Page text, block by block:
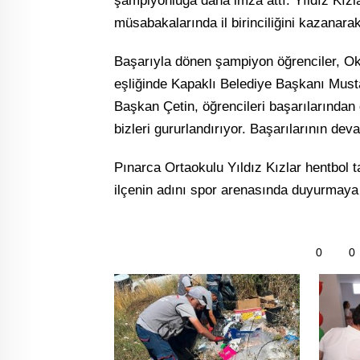
müsabakalarında il birinciliğini
Başarıyla dönen şampiyon öğrenciler,
eşliğinde Kapaklı Belediye Başkanı
Başkan Çetin, öğrencileri
bizleri gururlandırıyor. Başarılarının
Pınarca Ortaokulu Yıldız Kızlar
ilçenin adını spor arenasında
0 0